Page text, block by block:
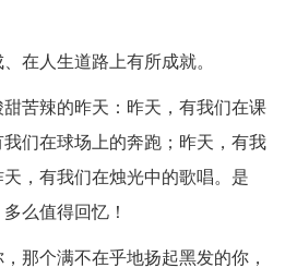
在人生道路上有所成就。
苦辣的昨天：昨天，有我们在课
们在球场上的奔跑；昨天，有我
，有我们在烛光中的歌唱。是
么值得回忆！
那个满不在乎地扬起黑发的你，